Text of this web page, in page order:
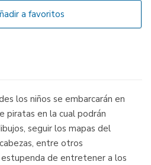
a favoritos
los niños se embarcarán en
piratas en la cual podrán
seguir los mapas del
entre otros
de entretener a los